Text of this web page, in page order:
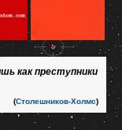
как преступники
(Столешников-Холмс)